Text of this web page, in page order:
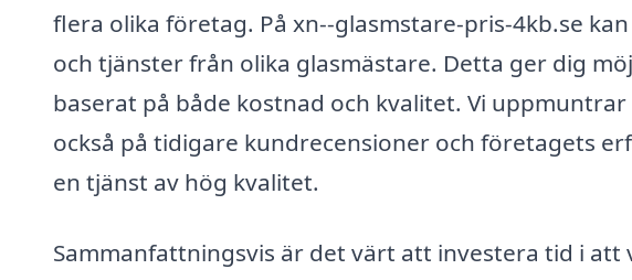
flera olika företag. På xn--glasmstare-pris-4kb.se
och tjänster från olika glasmästare. Detta ger dig
baserat på både kostnad och kvalitet. Vi
också på tidigare kundrecensioner och företagets
en tjänst av hög kvalitet.
Sammanfattningsvis är det värt att investera tid i att